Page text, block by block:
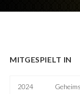
MITGESPIELT IN
2024